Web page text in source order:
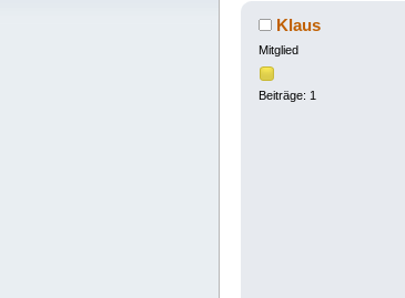
Klaus
Mitglied
Beiträge: 1